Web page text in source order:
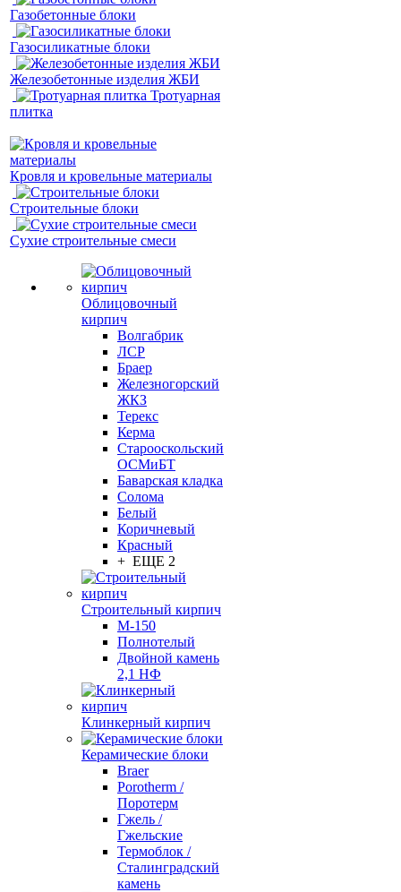
Газобетонные блоки
Газосиликатные блоки
Железобетонные изделия ЖБИ
Тротуарная
плитка
Кровля и кровельные материалы
Строительные блоки
Сухие строительные смеси
Облицовочный
кирпич
Волгабрик
ЛСР
Браер
Железногорский
ЖКЗ
Терекс
Керма
Старооскольский
ОСМиБТ
Баварская кладка
Солома
Белый
Коричневый
Красный
+ ЕЩЕ 2
Строительный кирпич
М-150
Полнотелый
Двойной камень
2,1 НФ
Клинкерный кирпич
Керамические блоки
Braer
Porotherm /
Поротерм
Гжель /
Гжельские
Термоблок /
Сталинградский
камень